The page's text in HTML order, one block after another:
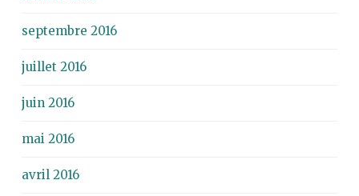
septembre 2016
juillet 2016
juin 2016
mai 2016
avril 2016